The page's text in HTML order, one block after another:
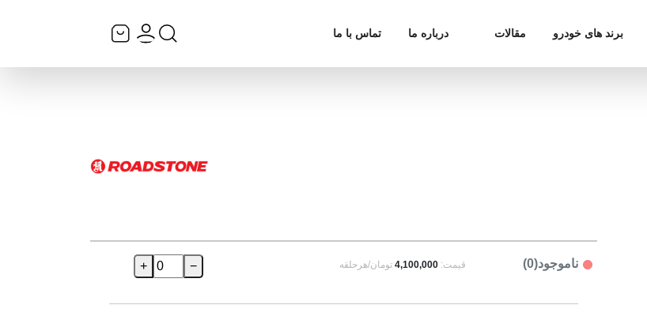
برند های خودرو مقالات درباره ما تماس با ما
ناموجود(0) قیمت:4,100,000 تومان/هرحلقه −
+